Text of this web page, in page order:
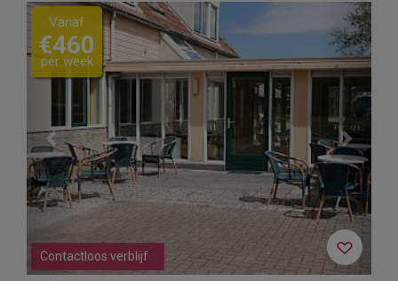
Previous Next
Contactloos verblijf
Vanaf
€460
per week